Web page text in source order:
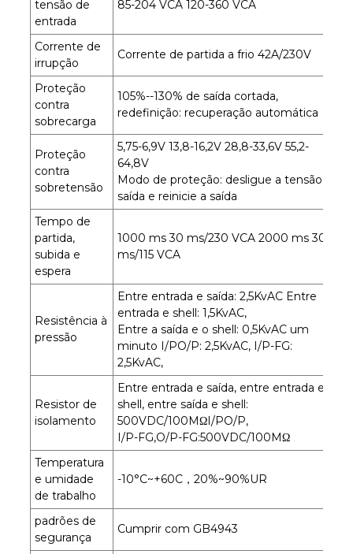
tensão de
entrada
85-204 VCA 120-360 VCA
Corrente de
irrupção
Corrente de partida a frio 42A/230V
Proteção
contra
sobrecarga
105%--130% de saída cortada,
redefinição: recuperação automática
Proteção
contra
sobretensão
5,75-6,9V 13,8-16,2V 28,8-33,6V 55,2-
64,8V
Modo de proteção: desligue a tensão de
saída e reinicie a saída
Tempo de
partida,
subida e
espera
1000 ms 30 ms/230 VCA 2000 ms 30
ms/115 VCA
Resistência à
pressão
Entre entrada e saída: 2,5KvAC Entre
entrada e shell: 1,5KvAC,
Entre a saída e o shell: 0,5KvAC um
minuto I/PO/P: 2,5KvAC, I/P-FG:
2,5KvAC,
Resistor de
isolamento
Entre entrada e saída, entre entrada e
shell, entre saída e shell:
500VDC/100MΩI/PO/P,
I/P-FG,O/P-FG:500VDC/100MΩ
Temperatura
e umidade
de trabalho
-10°C~+60C，20%~90%UR
padrões de
segurança
Cumprir com GB4943